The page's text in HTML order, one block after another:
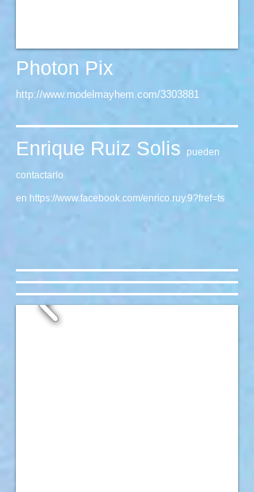
Photon Pix
http://www.modelmayhem.com/3303881
Enrique Ruiz Solis pueden
contactarlo
en https://www.facebook.com/enrico.ruy.9?fref=ts